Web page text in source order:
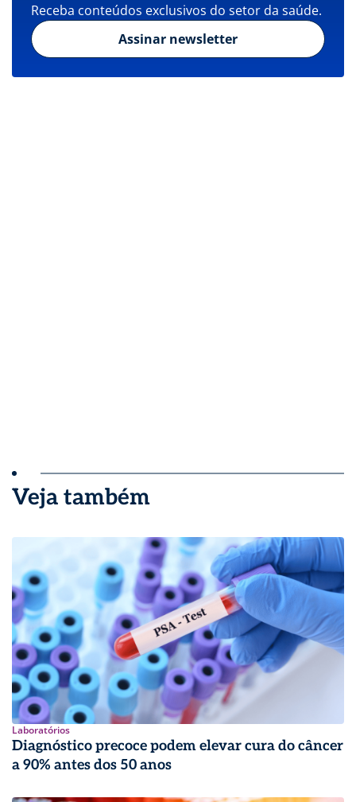
Receba conteúdos exclusivos do setor da saúde.
Assinar newsletter
Veja também
Laboratórios
Diagnóstico precoce podem elevar cura do câncer
a 90% antes dos 50 anos